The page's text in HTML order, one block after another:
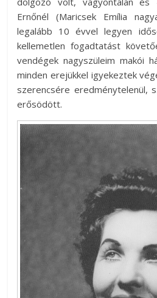
Ernőnél (Maricsek Emília
legalább 10 évvel legyen
kellemetlen fogadtatást
vendégek nagyszüleim makói
minden erejükkel igyekeztek
szerencsére eredménytelenül,
erősödött.